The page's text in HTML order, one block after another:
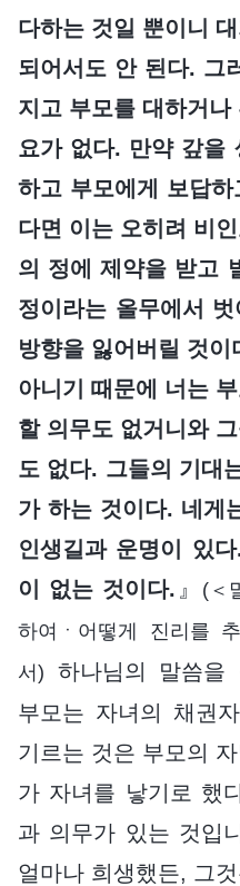
다하는 것일 뿐이니
되어서도 안 된다. 그
지고 부모를 대하거
요가 없다. 만약 갚을
하고 부모에게 보답
다면 이는 오히려 비
의 정에 제약을 받고
정이라는 올무에서
방향을 잃어버릴 것
아니기 때문에 너는
할 의무도 없거니와
도 없다. 그들의 기대
가 하는 것이다. 네게
인생길과 운명이 있
이 없는 것이다. 』 (＜
하여ㆍ어떻게 진리를
서) 하나님의 말씀을
부모는 자녀의 채권
기르는 것은 부모의
가 자녀를 낳기로 했
과 의무가 있는 것입
얼마나 희생했든, 그